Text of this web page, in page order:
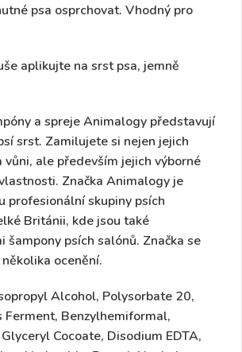
psa osprchovat. Vhodný pro
aplikujte na srst psa, jemně
a spreje Animalogy představují
srst. Zamilujete si nejen jejich
ale především jejich výborné
Značka Animalogy je
profesionální skupiny psích
Británii, kde jsou také
šampony psích salónů. Značka se
ocenění.
Alcohol, Polysorbate 20,
Ferment, Benzylhemiformal,
Cocoate, Disodium EDTA,